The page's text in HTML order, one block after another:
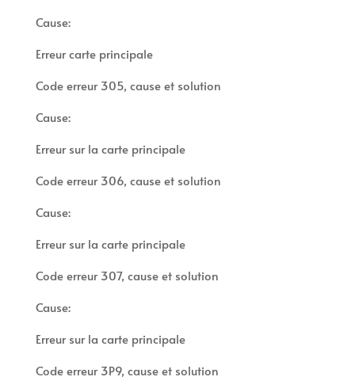
Cause:
Erreur carte principale
Code erreur 305, cause et solution
Cause:
Erreur sur la carte principale
Code erreur 306, cause et solution
Cause:
Erreur sur la carte principale
Code erreur 307, cause et solution
Cause:
Erreur sur la carte principale
Code erreur 3P9, cause et solution